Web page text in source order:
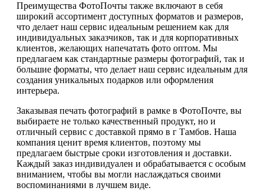
Преимущества ФотоПочты также включают в себя
широкий ассортимент доступных форматов и размеров,
что делает наш сервис идеальным решением как для
индивидуальных заказчиков, так и для корпоративных
клиентов, желающих напечатать фото оптом. Мы
предлагаем как стандартные размеры фотографий, так и
большие форматы, что делает наш сервис идеальным для
создания уникальных подарков или оформления
интерьера.
Заказывая печать фотографий в рамке в ФотоПочте, вы
выбираете не только качественный продукт, но и
отличный сервис с доставкой прямо в г Тамбов. Наша
компания ценит время клиентов, поэтому мы
предлагаем быстрые сроки изготовления и доставки.
Каждый заказ индивидуален и обрабатывается с особым
вниманием, чтобы вы могли наслаждаться своими
воспоминаниями в лучшем виде.